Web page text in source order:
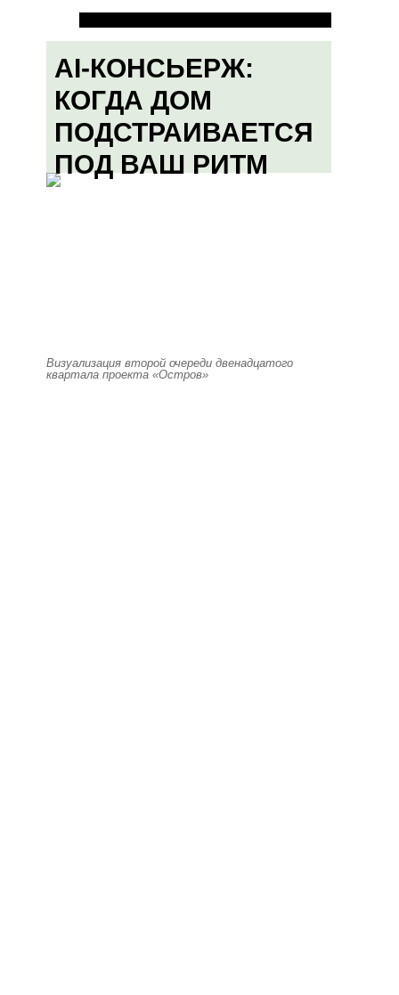
AI-КОНСЬЕРЖ:
КОГДА ДОМ
ПОДСТРАИВАЕТСЯ
ПОД ВАШ РИТМ
Визуализация второй очереди двенадцатого
квартала проекта «Остров»